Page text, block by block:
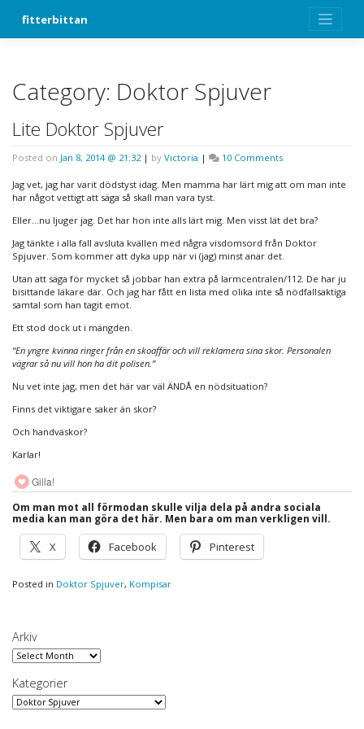
fitterbittan
Category: Doktor Spjuver
Lite Doktor Spjuver
Posted on Jan 8, 2014 @ 21:32| by Victoria | 10 Commentson
Doktor
Jag vet, jag har varit dödstyst idag. Men mamma har lärt mig att om man inte
har något vettigt att säga så skall man vara tyst.
Eller…nu ljuger jag. Det har hon inte alls lärt mig. Men visst lät det bra?
Jag tänkte i alla fall avsluta kvällen med några visdomsord från Doktor
Spjuver. Som kommer att dyka upp när vi (jag) minst anar det.
Utan att säga för mycket så jobbar han extra på larmcentralen/112. De har ju
bisittande läkare där. Och jag har fått en lista med olika inte så nödfallsaktiga
samtal som han tagit emot.
Ett stod dock ut i mängden.
“En yngre kvinna ringer från en skoaffär och vill reklamera sina skor. Personalen
vägrar så nu vill hon ha dit polisen.”
Nu vet inte jag, men det här var väl ÄNDÅ en nödsituation?
Finns det viktigare saker än skor?
Och handväskor?
Karlar!
Gilla!
Om man mot all förmodan skulle vilja dela på andra sociala
media kan man göra det här. Men bara om man verkligen vill.
X Facebook Pinterest
Posted in Doktor Spjuver, Kompisar
Arkiv
Arkiv
Kategorier
Kategorier